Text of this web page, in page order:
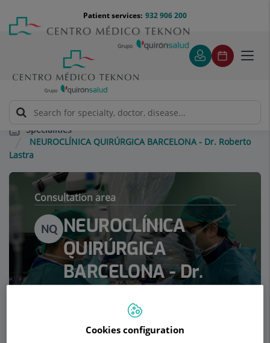
content
Menú
teléfono
cabecera
932 906 200
Patient services:
Specialities
NEUROCLÍNICA QUIRÚRGICA BARCELONA - Dr. Roberto
Lastra
Consultation area
NQ NEUROCLÍNICA
QUIRÚRGICA
BARCELONA - Dr.
NEUROSURGERY
Make an appointment
Cookies configuration